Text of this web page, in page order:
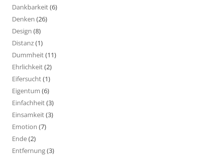
Dankbarkeit(6)
Denken (26)
Design (8)
Distanz(1)
Dummheit(11)
Ehrlichkeit(2)
Eifersucht(1)
Eigentum (6)
Einfachheit(3)
Einsamkeit(3)
Emotion (7)
Ende(2)
Entfernung(3)